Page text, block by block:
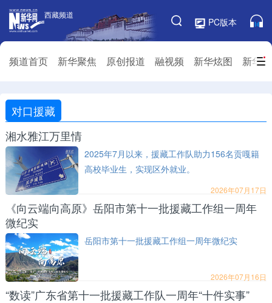
西藏频道
PC版本
频道首页 新华聚焦 原创报道 融视频 新华炫图 新华
西藏频道
频道栏目
新华炫图
新华访谈 新华云直播
视界屋脊
对口援藏
文化旅游
推广信息
对口援藏
湘水雅江万里情
2025年7月以来，援藏工作队助力156名贡嘎籍
高校毕业生，实现区外就业。
2026年07月17日
《向云端向高原》岳阳市第十一批援藏工作组一周年
微纪实
岳阳市第十一批援藏工作组一周年微纪实
2026年07月16日
“数读”广东省第十一批援藏工作队一周年“十件实事”